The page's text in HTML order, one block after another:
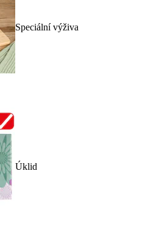
Speciální výživa
Úklid